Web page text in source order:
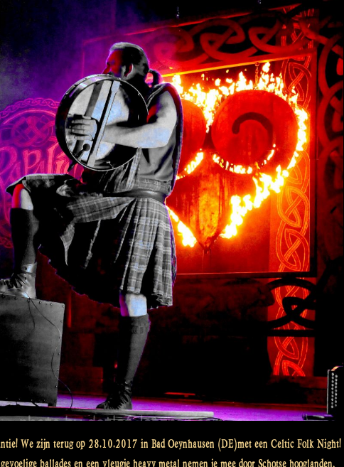
We zijn terug op 28.10.2017 in Bad Oeynhausen (DE)met een Celtic Folk Night!
ballades en een vleugje heavy metal nemen je mee door Schotse hooglanden,